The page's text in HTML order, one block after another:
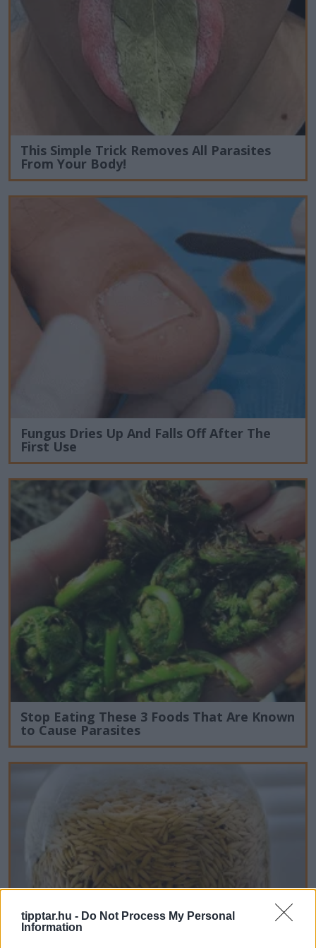
tipptar.hu - Do Not Process My Personal
Information
This Simple Trick Removes All Parasites
From Your Body!
Fungus Dries Up And Falls Off After The
First Use
Stop Eating These 3 Foods That Are Known
to Cause Parasites